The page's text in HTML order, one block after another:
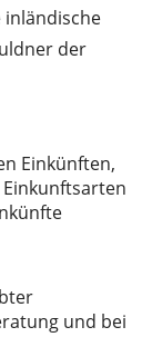
inländische
der
Einkünften,
und bei